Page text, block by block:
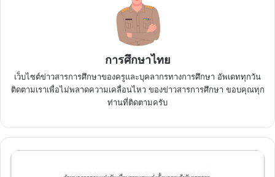
การศึกษาไทย
เว็บไซต์ข่าวสารการศึกษาของครูและบุคลากรทางการศึกษา อัพเดททุกวัน
ติดตามเราเพื่อไม่พลาดความเคลื่อนไหว ของข่าวสารการศึกษา ขอบคุณทุก
ท่านที่ติดตามครับ
เกณฑ์